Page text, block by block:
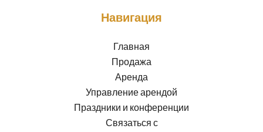
Навигация
Главная
Продажа
Аренда
Управление арендой
Праздники и конференции
Связаться с